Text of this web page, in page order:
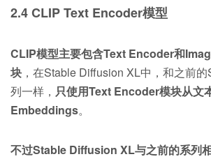
2.4 CLIP Text Encoder模型
CLIP模型主要包含Text Encoder和
块 ，在Stable Diffusion XL中，和之前
列一样， 只使用Text Encoder模块从文
Embeddings。
不过Stable Diffusion XL与之前的系列